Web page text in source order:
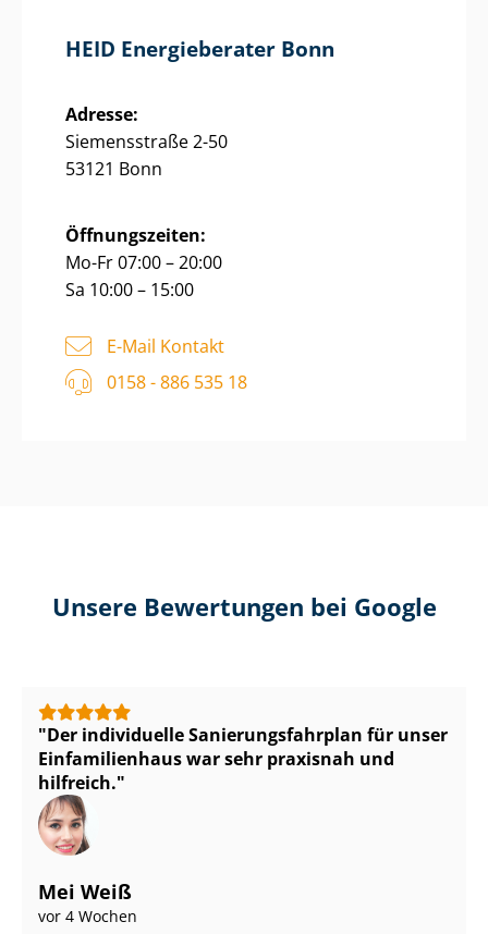
HEID Energieberater Bonn
Adresse:
Siemensstraße 2-50
53121 Bonn
Öffnungszeiten:
Mo-Fr 07:00 – 20:00
Sa 10:00 – 15:00
E-Mail Kontakt
0158 - 886 535 18
Unsere Bewertungen bei Google
Der individuelle Sa­nie­rungs­fahr­plan für unser
Einfamilienhaus war sehr praxisnah und
hilfreich.
Mei Weiß
vor 4 Wochen